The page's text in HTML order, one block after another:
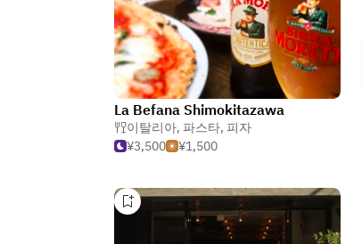
La Befana Shimokitazawa
이탈리아, 파스타, 피자
¥3,500
¥1,500